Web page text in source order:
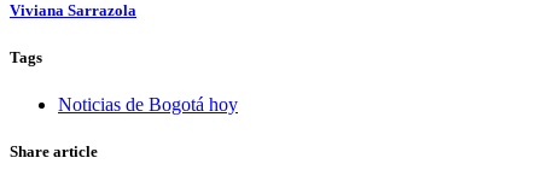
Viviana Sarrazola
Tags
Noticias de Bogotá hoy
Share article